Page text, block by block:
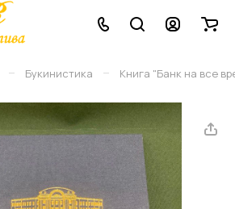
– Букинистика – Книга "Банк на все